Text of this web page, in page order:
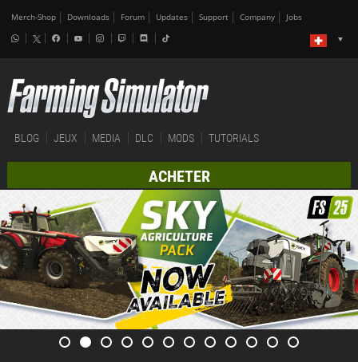
Merch-Shop Downloads Forum Updates Support Company Jobs
BLOG JEUX MEDIA DLC MODS TUTORIALS
ACHETER